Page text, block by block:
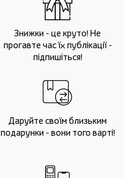
Знижки - це круто! Не
прогавте час їх публікації -
підпишіться!
Даруйте своїм близьким
подарунки - вони того варті!